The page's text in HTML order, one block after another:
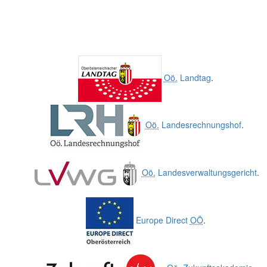
Oö. Landtag.
Oö. Landesrechnungshof.
Oö. Landesverwaltungsgericht.
Europe Direct OÖ.